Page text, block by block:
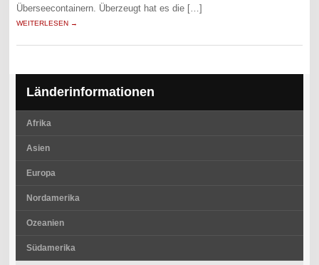
Überseecontainern. Überzeugt hat es die […]
WEITERLESEN →
Länderinformationen
Afrika
Asien
Europa
Nordamerika
Ozeanien
Südamerika